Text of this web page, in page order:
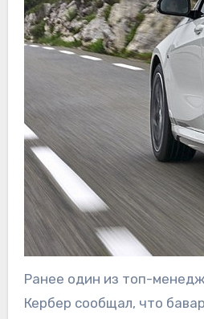
Ранее один из топ-
Кербер сообщал, что